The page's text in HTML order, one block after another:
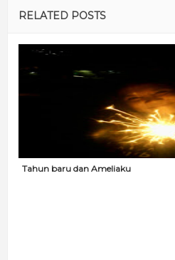
RELATED POSTS
Tahun baru dan Ameliaku